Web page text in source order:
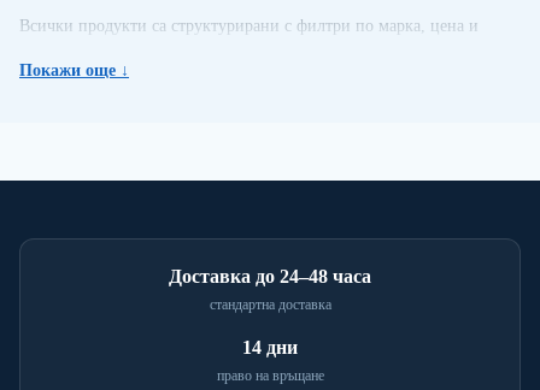
Всички продукти са структурирани с филтри по марка, цена и
Покажи още ↓
Доставка до 24–48 часа
стандартна доставка
14 дни
право на връщане